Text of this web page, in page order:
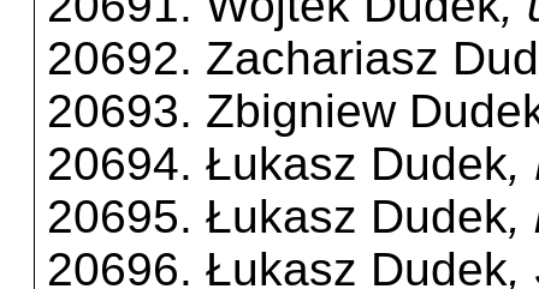
20692. Zachariasz
20693. Zbigniew
20694. Łukasz Dudek,
20695. Łukasz Dudek,
20696. Łukasz Dudek,